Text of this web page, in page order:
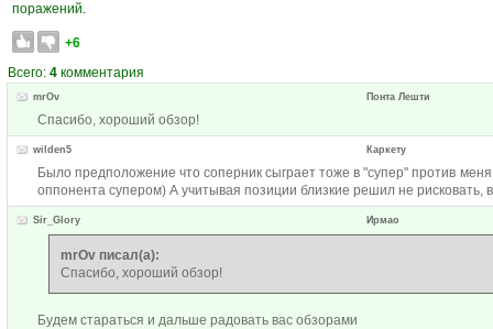
поражений.
+6
Всего: 4 комментария
mrOv Понта Лешти
Спасибо, хороший обзор!
wilden5 Каркету
Было предположение что соперник сыграет тоже в "супер" против
оппонента супером) А учитывая позиции близкие решил не рисковать,
Sir_Glory Ирмао
mrOv писал(а):
Спасибо, хороший обзор!
Будем стараться и дальше радовать вас обзорами